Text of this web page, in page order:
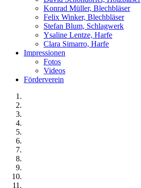
Konrad Müller, Blechbläser
Felix Winker, Blechbläser
Stefan Blum, Schlagwerk
Ysaline Lentze, Harfe
Clara Simarro, Harfe
Impressionen
Fotos
Videos
Förderverein